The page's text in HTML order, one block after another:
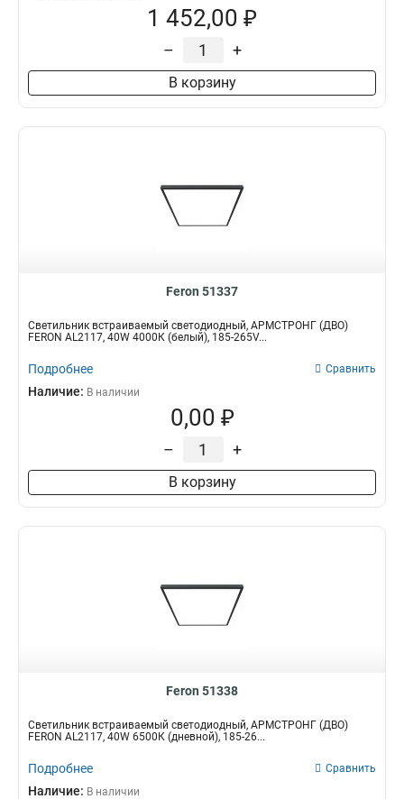
1 452,00 ₽
– +
В корзину
Feron 51337
Светильник встраиваемый светодиодный, АРМСТРОНГ (ДВО)
FERON AL2117, 40W 4000К (белый), 185-265V...
Подробнее Сравнить
Наличие: В наличии
0,00 ₽
– +
В корзину
Feron 51338
Светильник встраиваемый светодиодный, АРМСТРОНГ (ДВО)
FERON AL2117, 40W 6500К (дневной), 185-26...
Подробнее Сравнить
Наличие: В наличии